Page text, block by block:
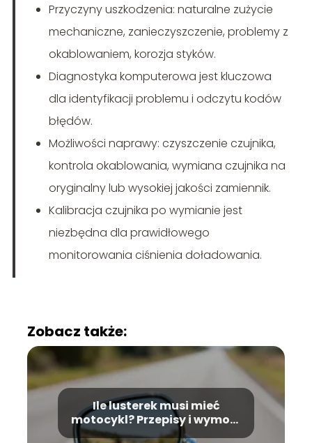
Przyczyny uszkodzenia: naturalne zużycie
mechaniczne, zanieczyszczenie, problemy z
okablowaniem, korozja styków.
Diagnostyka komputerowa jest kluczowa
dla identyfikacji problemu i odczytu kodów
błędów.
Możliwości naprawy: czyszczenie czujnika,
kontrola okablowania, wymiana czujnika na
oryginalny lub wysokiej jakości zamiennik.
Kalibracja czujnika po wymianie jest
niezbędna dla prawidłowego
monitorowania ciśnienia doładowania.
Zobacz także:
Ile lusterek musi mieć
motocykl? Przepisy i wymogi
prawne